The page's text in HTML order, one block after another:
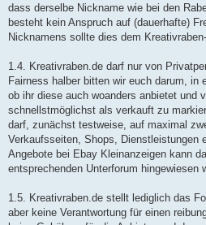
dass derselbe Nickname wie bei den
besteht kein Anspruch auf (dauerhafte)
Nicknamens sollte dies dem
1.4. Kreativraben.de darf nur von
Fairness halber bitten wir euch darum, in
ob ihr diese auch woanders anbietet und
schnellstmöglichst als verkauft zu
darf, zunächst testweise, auf maximal
Verkaufsseiten, Shops, Dienstleistungen
Angebote bei Ebay Kleinanzeigen kann
entsprechenden Unterforum hingewiesen
1.5. Kreativraben.de stellt lediglich das
aber keine Verantwortung für einen